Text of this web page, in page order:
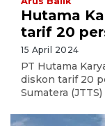
Hutama
tarif 20
15 April 2024
PT Hutama
diskon tarif 20
Sumatera (JTTS)